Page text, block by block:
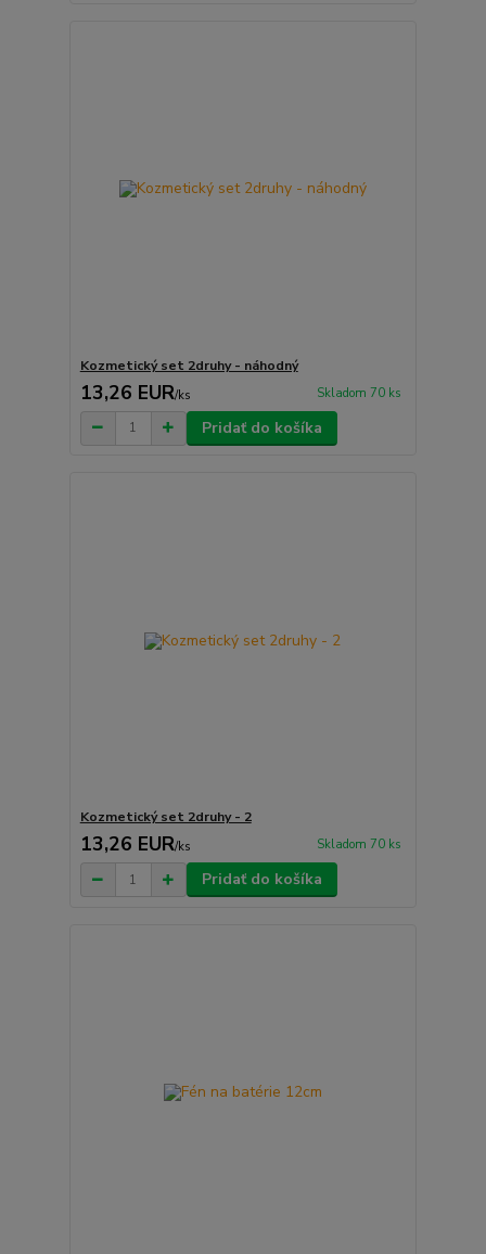
Kozmetický set 2druhy - náhodný
13,26 EUR/ks Skladom 70 ks
Pridať do košíka
Kozmetický set 2druhy - 2
13,26 EUR/ks Skladom 70 ks
Pridať do košíka